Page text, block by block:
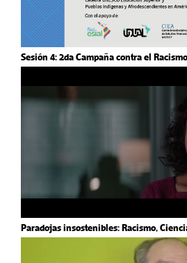
Sesión 4: 2da Campaña contra el
Paradojas insostenibles: Racismo,